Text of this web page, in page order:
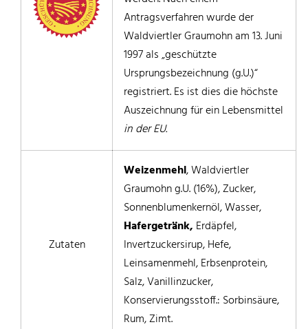
Antragsverfahren wurde der
Waldviertler Graumohn am 13. Juni
1997 als „geschützte
Ursprungsbezeichnung (g.U.)“
registriert. Es ist dies die höchste
Auszeichnung für ein Lebensmittel
in der EU.
Zutaten
Weizenmehl, Waldviertler
Graumohn g.U. (16%), Zucker,
Sonnenblumenkernöl, Wasser,
Hafergetränk, Erdäpfel,
Invertzuckersirup, Hefe,
Leinsamenmehl, Erbsenprotein,
Salz, Vanillinzucker,
Konservierungsstoff.: Sorbinsäure,
Rum, Zimt.